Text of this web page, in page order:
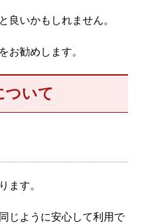
良いかもしれません。
お勧めします。
ついて
ます。
じように安心して利用で